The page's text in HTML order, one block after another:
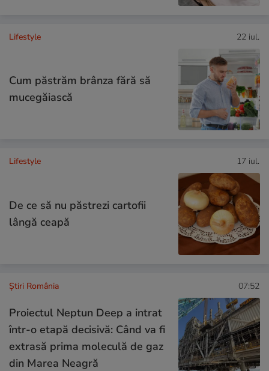
Lifestyle 22 iul.
Cum păstrăm brânza fără să
mucegăiască
Lifestyle 17 iul.
De ce să nu păstrezi cartofii
lângă ceapă
Știri România 07:52
Proiectul Neptun Deep a intrat
într-o etapă decisivă: Când va fi
extrasă prima moleculă de gaz
din Marea Neagră